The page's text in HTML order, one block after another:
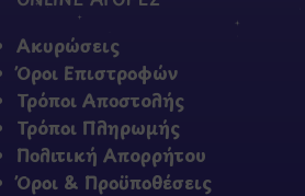
Ακυρώσεις
Όροι Επιστροφών
Τρόποι Αποστολής
Τρόποι Πληρωμής
Πολιτική Απορρήτου
Όροι & Προϋποθέσεις